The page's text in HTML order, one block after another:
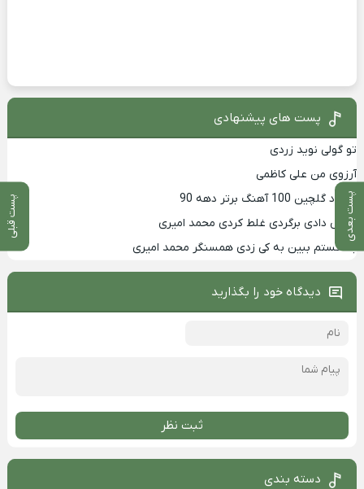
پست بعدی پست قبلی
پست های پیشنهادی
تو گولی نوید زردی
آرزوی من علی کاظمی
دانلود گلچین 100 آهنگ برتر دهه 90
تکس دادی برگردی غلط کردی محمد امیری
بد خستم ببین به کی زدی همسنگر محمد امیری
دیدگاه خود را بگذارید
ثبت نظر
دسته بندی